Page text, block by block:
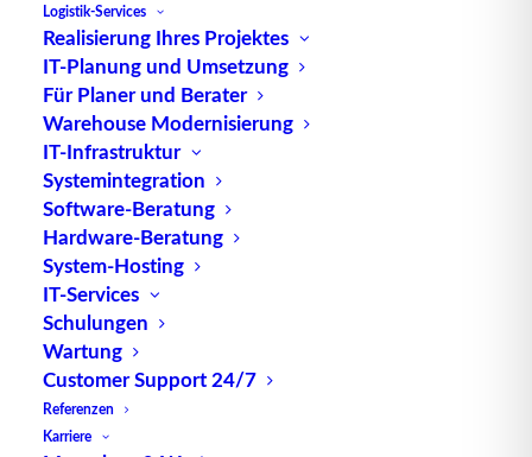
Logistik-Services
Realisierung Ihres Projektes
IT-Planung und Umsetzung
Für Planer und Berater
Warehouse Modernisierung
IT-Infrastruktur
Systemintegration
Software-Beratung
Hardware-Beratung
System-Hosting
IT-Services
Schulungen
Wartung
Customer Support 24/7
Referenzen
Karriere
TUP GmbH & Co. KG
Die kombinierbare Lagerverwaltungs-Software von
TUP, liefert dank ihrer Flexibilität immer die
effektivste Lösung und ist zudem in hohem Maße
wiederverwendbar.
Kontakt
TUP GmbH & Co. KG